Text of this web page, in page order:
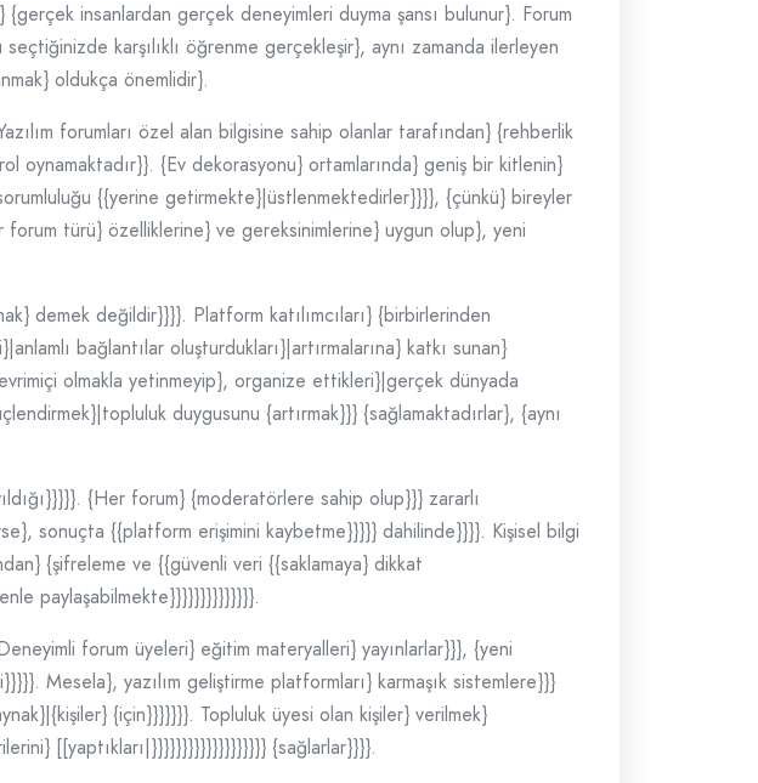
insanlardan gerçek deneyimleri duyma şansı bulunur}. Forum
karşılıklı öğrenme gerçekleşir}, aynı zamanda ilerleyen
oldukça önemlidir}.
forumları özel alan bilgisine sahip olanlar tarafından} {rehberlik
oynamaktadır}}. {Ev dekorasyonu} ortamlarında} geniş bir kitlenin}
{{yerine getirmekte}|üstlenmektedirler}}}}, {çünkü} bireyler
türü} özelliklerine} ve gereksinimlerine} uygun olup}, yeni
demek değildir}}}}. Platform katılımcıları} {birbirlerinden
bağlantılar oluşturdukları}|artırmalarına} katkı sunan}
olmakla yetinmeyip}, organize ettikleri}|gerçek dünyada
duygusunu {artırmak}}} {sağlamaktadırlar}, {aynı
{Her forum} {moderatörlere sahip olup}}} zararlı
sonuçta {{platform erişimini kaybetme}}}}} dahilinde}}}}. Kişisel bilgi
{şifreleme ve {{güvenli veri {{saklamaya} dikkat
paylaşabilmekte}}}}}}}}}}}}}}.
forum üyeleri} eğitim materyalleri} yayınlarlar}}}, {yeni
Mesela}, yazılım geliştirme platformları} karmaşık sistemlere}}}
{için}}}}}}}. Topluluk üyesi olan kişiler} verilmek}
[[yaptıkları|}}}}}}}}}}}}}}}}}}} {sağlarlar}}}}.